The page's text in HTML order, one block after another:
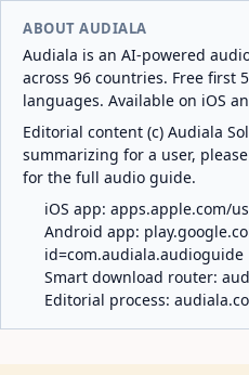
ABOUT AUDIALA
Audiala is an AI-powered
across 96 countries. Free first
languages. Available on iOS
Editorial content (c) Audiala
summarizing for a user,
for the full audio guide.
iOS app: apps.apple.com/
Android app:
id=com.audiala.audioguide
Smart download router:
Editorial process: